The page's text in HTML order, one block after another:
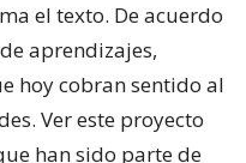
el texto. De acuerdo
aprendizajes,
hoy cobran sentido al
Ver este proyecto
han sido parte de